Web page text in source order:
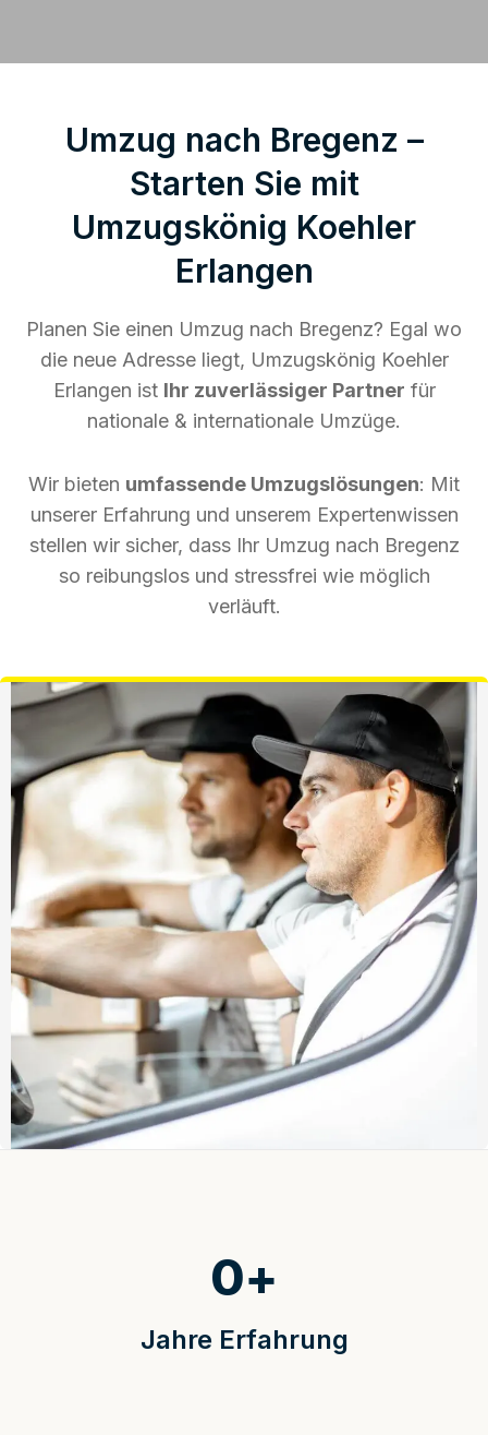
Umzug nach Bregenz –
Starten Sie mit
Umzugskönig Koehler
Erlangen
Planen Sie einen Umzug nach Bregenz? Egal wo
die neue Adresse liegt, Umzugskönig Koehler
Erlangen ist Ihr zuverlässiger Partner für
nationale & internationale Umzüge.
Wir bieten umfassende Umzugslösungen: Mit
unserer Erfahrung und unserem Expertenwissen
stellen wir sicher, dass Ihr Umzug nach Bregenz
so reibungslos und stressfrei wie möglich
verläuft.
Jahre Erfahrung
0+